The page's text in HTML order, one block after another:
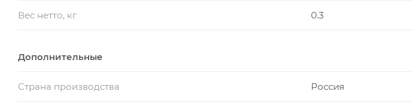
Вес нетто, кг 0.3
Дополнительные
Страна производства Россия